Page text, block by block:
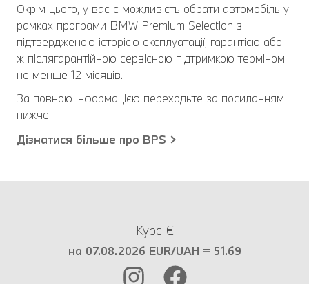
Окрім цього, у вас є можливість обрати автомобіль у
рамках програми BMW Premium Selection з
підтвердженою історією експлуатації, гарантією або
ж післягарантійною сервісною підтримкою терміном
не менше 12 місяців.
За повною інформацією переходьте за посиланням
нижче.
Дізнатися більше про BPS
Курс €
на 07.08.2026 EUR/UAH = 51.69